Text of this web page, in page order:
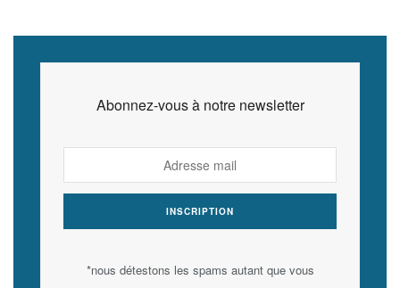
Abonnez-vous à notre newsletter
*nous détestons les spams autant que vous